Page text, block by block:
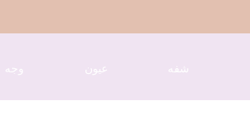
وجه عيون شفه